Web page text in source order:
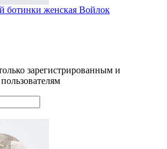
ботинки женская Войлок
зарегистрированным и